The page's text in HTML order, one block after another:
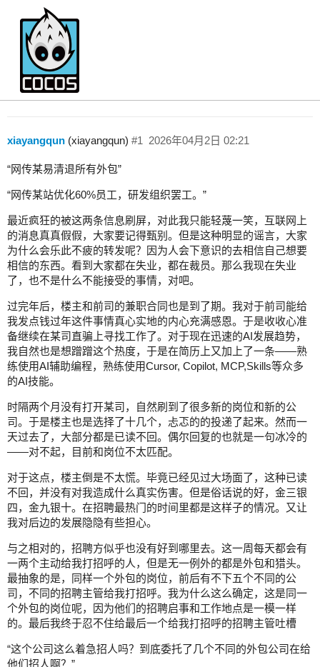
失重感——我失业的那些日子31
Store
xiayangqun (xiayangqun) 2026年04月2日 02:21
#1
“网传某易清退所有外包”
“网传某站优化60%员工，研发组织罢工。”
最近疯狂的被这两条信息刷屏，对此我只能轻蔑一笑，互联网上
的消息真真假假，大家要记得甄别。但是这种明显的谣言，大家
为什么会乐此不疲的转发呢？因为人会下意识的去相信自己想要
相信的东西。看到大家都在失业，都在裁员。那么我现在失业
了，也不是什么不能接受的事情，对吧。
过完年后，楼主和前司的兼职合同也是到了期。我对于前司能给
我发点钱过年这件事情真心实地的内心充满感恩。于是收收心准
备继续在某司直骗上寻找工作了。对于现在迅速的AI发展趋势，
我自然也是想蹭蹭这个热度，于是在简历上又加上了一条——熟
练使用AI辅助编程，熟练使用Cursor, Copilot, MCP,Skills等众多
的AI技能。
时隔两个月没有打开某司，自然刷到了很多新的岗位和新的公
司。于是楼主也是选择了十几个，忐忑的的投递了起来。然而一
天过去了，大部分都是已读不回。偶尔回复的也就是一句冰冷的
——对不起，目前和岗位不太匹配。
对于这点，楼主倒是不太慌。毕竟已经见过大场面了，这种已读
不回，并没有对我造成什么真实伤害。但是俗话说的好，金三银
四，金九银十。在招聘最热门的时间里都是这样子的情况。又让
我对后边的发展隐隐有些担心。
与之相对的，招聘方似乎也没有好到哪里去。这一周每天都会有
一两个主动给我打招呼的人，但是无一例外的都是外包和猎头。
最抽象的是，同样一个外包的岗位，前后有不下五个不同的公
司，不同的招聘主管给我打招呼。我为什么这么确定，这是同一
个外包的岗位呢，因为他们的招聘启事和工作地点是一模一样
的。最后我终于忍不住给最后一个给我打招呼的招聘主管吐槽
“这个公司这么着急招人吗？到底委托了几个不同的外包公司在给
他们招人啊？”